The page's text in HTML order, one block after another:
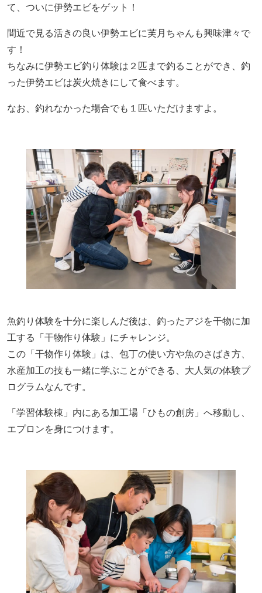
て、ついに伊勢エビをゲット！
間近で見る活きの良い伊勢エビに芙月ちゃんも興味津々で
す！
ちなみに伊勢エビ釣り体験は２匹まで釣ることができ、釣
った伊勢エビは炭火焼きにして食べます。
なお、釣れなかった場合でも１匹いただけますよ。
魚釣り体験を十分に楽しんだ後は、釣ったアジを干物に加
工する「干物作り体験」にチャレンジ。
この「干物作り体験」は、包丁の使い方や魚のさばき方、
水産加工の技も一緒に学ぶことができる、大人気の体験プ
ログラムなんです。
「学習体験棟」内にある加工場「ひもの創房」へ移動し、
エプロンを身につけます。